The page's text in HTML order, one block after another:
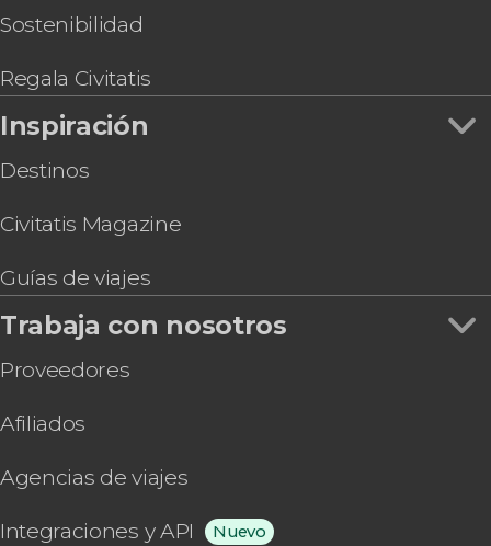
PETRONAS de Malasia 2026
Sostenibilidad
Regala Civitatis
Inspiración
Destinos
Civitatis Magazine
Guías de viajes
Trabaja con nosotros
Proveedores
Afiliados
Agencias de viajes
Integraciones y API Nuevo